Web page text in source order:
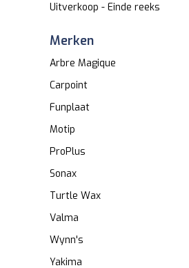
Uitverkoop - Einde reeks
Merken
Arbre Magique
Carpoint
Funplaat
Motip
ProPlus
Sonax
Turtle Wax
Valma
Wynn's
Yakima